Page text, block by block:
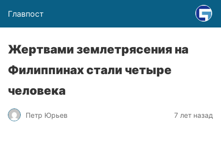
Главпост
Жертвами землетрясения на
Филиппинах стали четыре
человека
Петр Юрьев 7 лет назад